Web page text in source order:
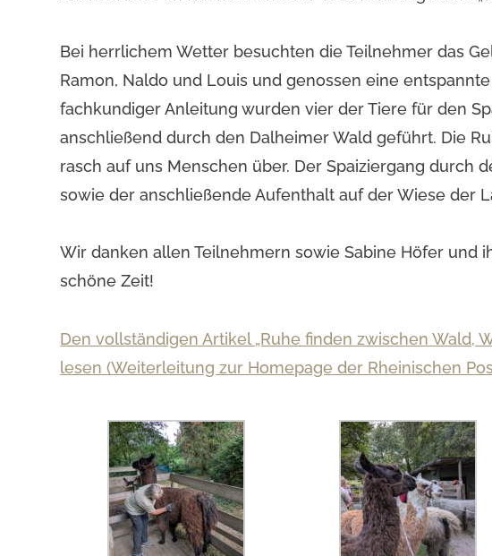
Bei herrlichem Wetter besuchten die Teilnehmer das
Ramon, Naldo und Louis und genossen eine
fachkundiger Anleitung wurden vier der Tiere für den
anschließend durch den Dalheimer Wald geführt. Die
rasch auf uns Menschen über. Der Spaiziergang durch
sowie der anschließende Aufenthalt auf der Wiese der
Wir danken allen Teilnehmern sowie Sabine Höfer und
schöne Zeit!
Den vollständigen Artikel „Ruhe finden zwischen Wald,
lesen (Weiterleitung zur Homepage der Rheinischen